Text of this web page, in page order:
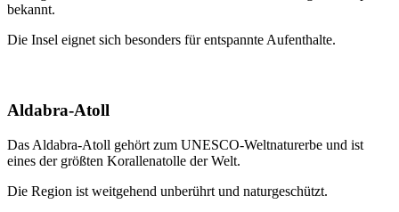
bekannt.
Die Insel eignet sich besonders für entspannte Aufenthalte.
Aldabra-Atoll
Das Aldabra-Atoll gehört zum UNESCO-Weltnaturerbe und ist
eines der größten Korallenatolle der Welt.
Die Region ist weitgehend unberührt und naturgeschützt.